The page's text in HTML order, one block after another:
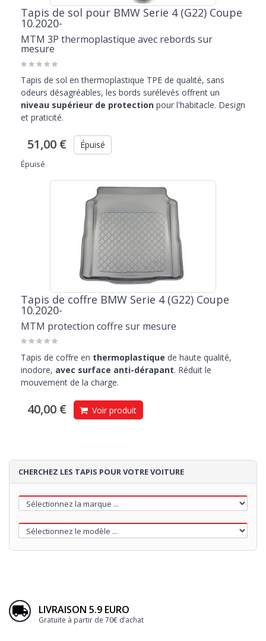
Tapis de sol pour BMW Serie 4 (G22) Coupe
10.2020-
MTM 3P thermoplastique avec rebords sur
mesure
Tapis de sol en thermoplastique TPE de qualité, sans
odeurs désagréables, les bords surélevés offrent un
niveau supérieur de protection pour l'habitacle. Design
et praticité.
51,00 € Épuisé
Épuisé
Tapis de coffre BMW Serie 4 (G22) Coupe
10.2020-
MTM protection coffre sur mesure
Tapis de coffre en thermoplastique de haute qualité,
inodore, avec surface anti-dérapant. Réduit le
mouvement de la charge.
40,00 € Voir produit
CHERCHEZ LES TAPIS POUR VOTRE VOITURE
LIVRAISON 5.9 EURO
Gratuite à partir de 70€ d’achat